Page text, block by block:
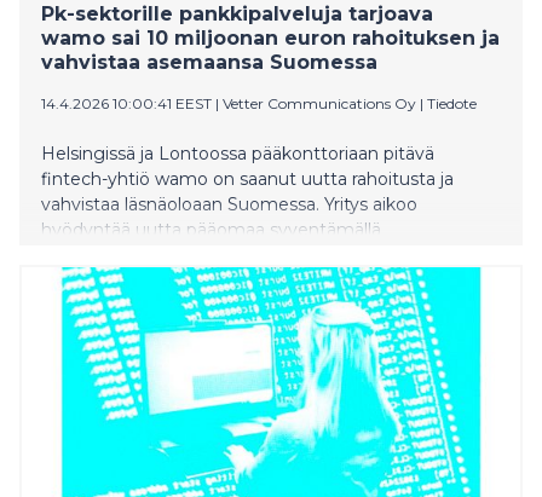
Pk-sektorille pankkipalveluja tarjoava
wamo sai 10 miljoonan euron rahoituksen ja
vahvistaa asemaansa Suomessa
14.4.2026 10:00:41 EEST | Vetter Communications Oy | Tiedote
Helsingissä ja Lontoossa pääkonttoriaan pitävä
fintech-yhtiö wamo on saanut uutta rahoitusta ja
vahvistaa läsnäoloaan Suomessa. Yritys aikoo
hyödyntää uutta pääomaa syventämällä
käyttöönottoa.